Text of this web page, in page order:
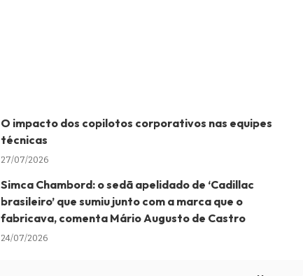
O impacto dos copilotos corporativos nas equipes
técnicas
27/07/2026
Simca Chambord: o sedã apelidado de ‘Cadillac
brasileiro’ que sumiu junto com a marca que o
fabricava, comenta Mário Augusto de Castro
24/07/2026